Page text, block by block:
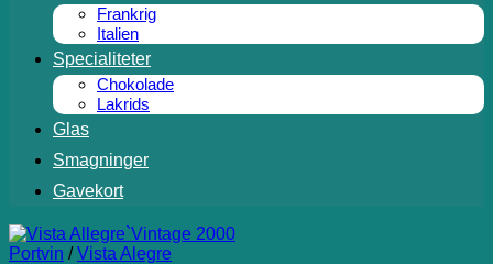
Frankrig
Italien
Specialiteter
Chokolade
Lakrids
Glas
Smagninger
Gavekort
Portvin / Vista Alegre